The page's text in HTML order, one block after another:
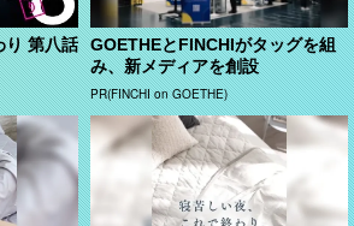
り 第八話
GOETHEとFINCHIがタッグを組
み、新メディアを創設
PR(FINCHI on GOETHE)